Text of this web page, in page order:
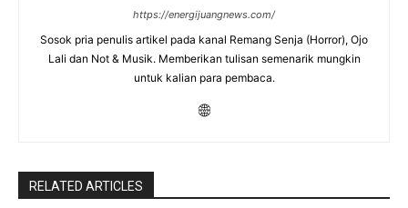
https://energijuangnews.com/
Sosok pria penulis artikel pada kanal Remang Senja (Horror), Ojo
Lali dan Not & Musik. Memberikan tulisan semenarik mungkin
untuk kalian para pembaca.
RELATED ARTICLES